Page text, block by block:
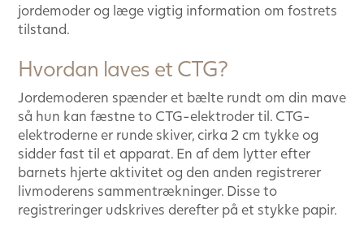
jordemoder og læge vigtig information om fostrets
tilstand.
Hvordan laves et CTG?
Jordemoderen spænder et bælte rundt om din mave
så hun kan fæstne to CTG-elektroder til. CTG-
elektroderne er runde skiver, cirka 2 cm tykke og
sidder fast til et apparat. En af dem lytter efter
barnets hjerte aktivitet og den anden registrerer
livmoderens sammentrækninger. Disse to
registreringer udskrives derefter på et stykke papir.